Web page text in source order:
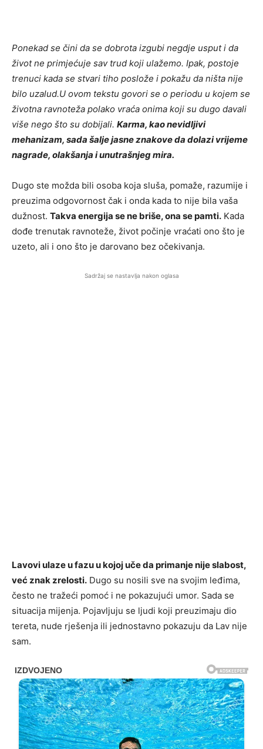
Ponekad se čini da se dobrota izgubi negdje usput i da
život ne primjećuje sav trud koji ulažemo. Ipak, postoje
trenuci kada se stvari tiho poslože i pokažu da ništa nije
bilo uzalud.U ovom tekstu govori se o periodu u kojem se
životna ravnoteža polako vraća onima koji su dugo davali
više nego što su dobijali. Karma, kao nevidljivi
mehanizam, sada šalje jasne znakove da dolazi vrijeme
nagrade, olakšanja i unutrašnjeg mira.
Dugo ste možda bili osoba koja sluša, pomaže, razumije i
preuzima odgovornost čak i onda kada to nije bila vaša
dužnost. Takva energija se ne briše, ona se pamti. Kada
dođe trenutak ravnoteže, život počinje vraćati ono što je
uzeto, ali i ono što je darovano bez očekivanja.
Sadržaj se nastavlja nakon oglasa
Lavovi ulaze u fazu u kojoj uče da primanje nije slabost,
već znak zrelosti. Dugo su nosili sve na svojim leđima,
često ne tražeći pomoć i ne pokazujući umor. Sada se
situacija mijenja. Pojavljuju se ljudi koji preuzimaju dio
tereta, nude rješenja ili jednostavno pokazuju da Lav nije
sam.